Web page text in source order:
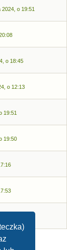
2024, o 19:51
o 18:45
o 12:13
19:51
19:50